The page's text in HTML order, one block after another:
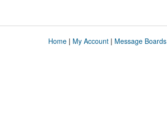
Home| My Account| Message Boards